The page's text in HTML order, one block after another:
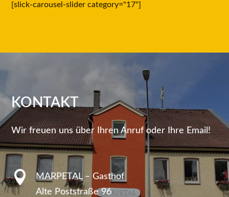
[slick-carousel-slider category="17"]
KONTAKT
Wir freuen uns über Ihren Anruf oder Ihre Email!

MARPETAL – Gasthof
Alte Poststraße 96